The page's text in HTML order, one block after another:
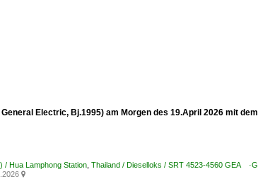
Electric, Bj.1995) am Morgen des 19.April 2026 mit
/ Hua Lamphong Station Thailand / Dieselloks / SRT 4523-4560 GEA
